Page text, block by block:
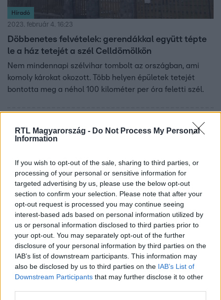
RTL Magyarország - Do Not Process My Personal
Information
If you wish to opt-out of the sale, sharing to third parties, or
processing of your personal or sensitive information for
targeted advertising by us, please use the below opt-out
section to confirm your selection. Please note that after your
opt-out request is processed you may continue seeing
interest-based ads based on personal information utilized by
us or personal information disclosed to third parties prior to
your opt-out. You may separately opt-out of the further
disclosure of your personal information by third parties on the
IAB’s list of downstream participants. This information may
also be disclosed by us to third parties on the IAB’s List of
Downstream Participants that may further disclose it to other
Híradó
2023. február 4. 16:23
Döbbenetes felvételek: gerendákkal együtt tépte
le a ház tetejét a szél Celldömölkön
Nem mindennapi szélvihar tombolt az országban, ami
komoly károkat okozott. Több helyen épületek tetejét
bontotta meg a néhol 100 kilométer per óra feletti szél.
Baleset-bűnügy
2022. augusztus 1. 4:46
Sínekre dőlt fának ütközött egy vonat Hajdú-Bihar
megyében
A Mikepércs és Sáránd között elakadt szerelvényen